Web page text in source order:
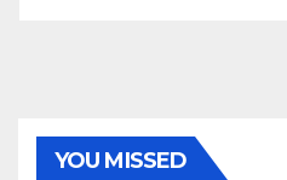
YOU MISSED